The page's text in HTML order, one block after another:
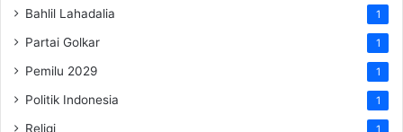
Bahlil Lahadalia 1
Partai Golkar 1
Pemilu 2029 1
Politik Indonesia 1
Religi